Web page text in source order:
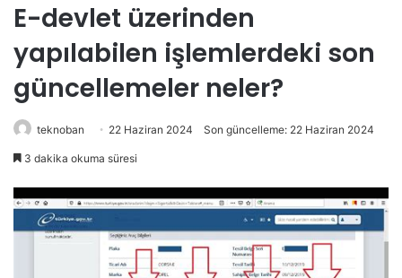
E-devlet üzerinden
yapılabilen işlemlerdeki son
güncellemeler neler?
teknoban 22 Haziran 2024 Son güncelleme: 22 Haziran 2024
3 dakika okuma süresi